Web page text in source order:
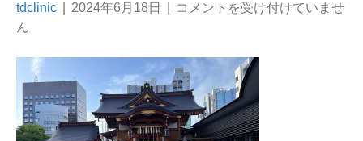
tdclinic 2024年6月18日
コメントを受け付けていませ
ん